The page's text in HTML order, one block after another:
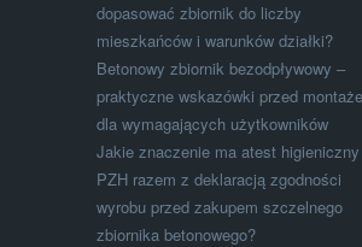
dopasować zbiornik do liczby
mieszkańców i warunków działki?
Betonowy zbiornik bezodpływowy –
praktyczne wskazówki przed
dla wymagających użytkowników
Jakie znaczenie ma atest higieniczny
PZH razem z deklaracją zgodności
wyrobu przed zakupem szczelnego
zbiornika betonowego?